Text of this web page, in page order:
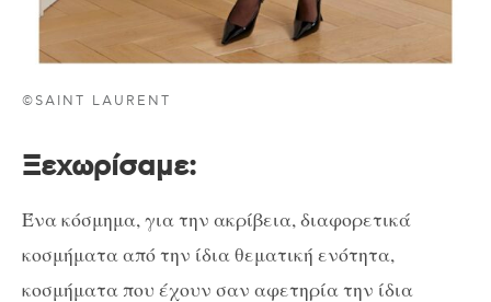
©SAINT LAURENT
Ξεχωρίσαμε:
Ένα κόσμημα, για την ακρίβεια, διαφορετικά
κοσμήματα από την ίδια θεματική ενότητα,
κοσμήματα που έχουν σαν αφετηρία την ίδια